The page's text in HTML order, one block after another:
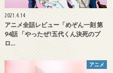
2021.4.14
アニメ全話レビュー「めぞん一刻 第
94話 「やったぜ!五代くん決死のプ
ロ…
アニメ